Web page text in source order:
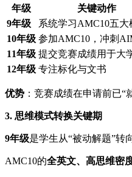
年级 关键动作
9年级
系统学习AMC10五大
10年级 参加AMC10，冲刺
11年级 提交竞赛成绩用于大
12年级 专注标化与文书
优势 ：竞赛成绩在申请前已“
3. 思维模式转换关键期
9年级是学生从“被动解题”转
AMC10的全英文、高思维密